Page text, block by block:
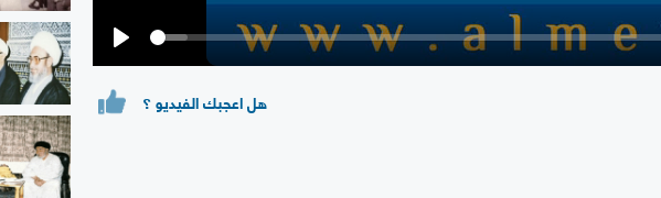
هل اعجبك الفيديو ؟